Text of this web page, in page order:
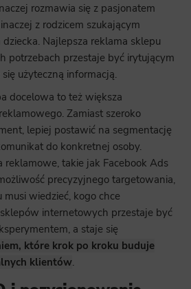
rozmawia się z pasjonatem
z rodzicem szukającym
Najlepsza reklama sklepu
potrzebach przestaje być irytującym
użyteczną informacją.
docelowa to też większa
Zamiast szeroko
lepiej postawić na segmentację
do konkretnej osoby.
reklamowe, takie jak Facebook Ads
precyzyjnego targetowania,
musi wiedzieć, kogo chce
internetowych przestaje być
a staje się
które krok po kroku buduje
klientów.